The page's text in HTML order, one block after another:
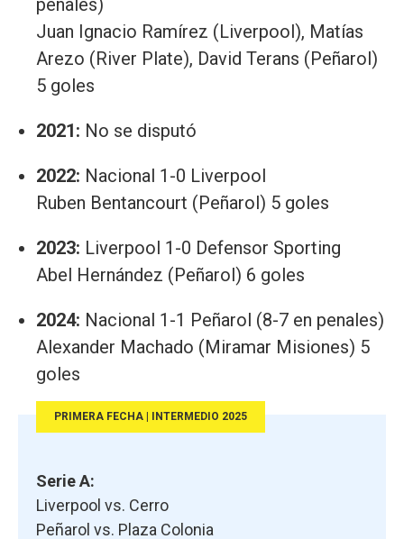
Juan Ignacio Ramírez (Liverpool), Matías
Arezo (River Plate), David Terans (Peñarol)
5 goles
2021: No se disputó
2022: Nacional 1-0 Liverpool
Ruben Bentancourt (Peñarol) 5 goles
2023: Liverpool 1-0 Defensor Sporting
Abel Hernández (Peñarol) 6 goles
2024: Nacional 1-1 Peñarol (8-7 en penales)
Alexander Machado (Miramar Misiones) 5
goles
PRIMERA FECHA | INTERMEDIO 2025
Serie A:
Liverpool vs. Cerro
Peñarol vs. Plaza Colonia